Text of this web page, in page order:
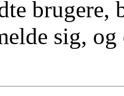
brugere,
sig,